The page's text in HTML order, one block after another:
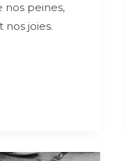
nos peines,
nos joies.